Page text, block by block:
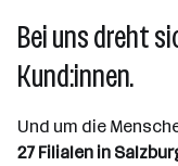
Bei uns dreht
Kund:innen.
Und um die
27 Filialen in